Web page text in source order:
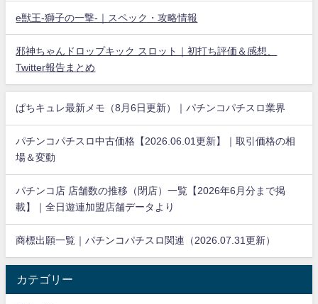
e獣王-獅子の一撃-｜スペック・攻略情報
邪神ちゃんドロップキック スロット｜初打ち評価＆感想、
Twitter報告まとめ
ぱちキュレ最新メモ（8月6日更新）｜パチンコパチスロ業界
パチンコパチスロ中古価格【2026.06.01更新】｜取引価格の相
場＆変動
パチンコ店 店舗数の推移（閉店）一覧【2026年6月分まで掲
載】｜全日遊連加盟店舗データより
商標出願一覧｜パチンコパチスロ関連（2026.07.31更新）
カテゴリー